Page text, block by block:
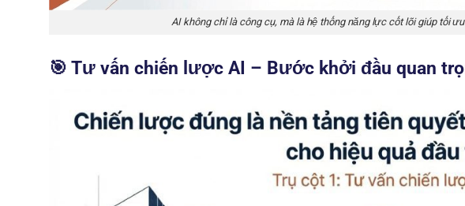
AI không chỉ là công cụ, mà là hệ thống năng lực cốt lõi giúp tối
🎯 Tư vấn chiến lược AI – Bước khởi đầu quan